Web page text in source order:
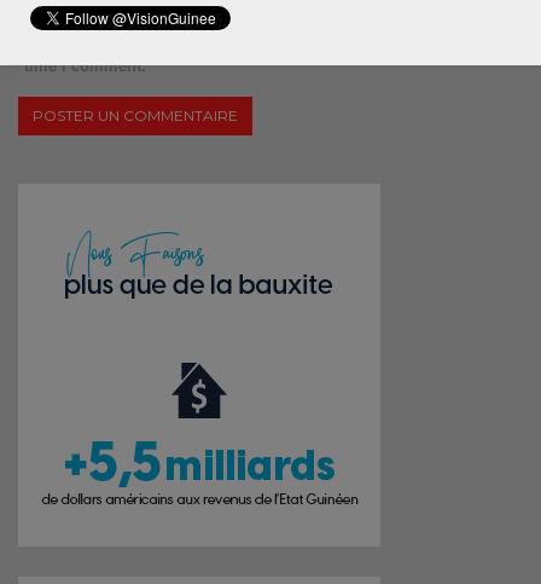
Save my name, email, and website in this browser for the next
time I comment.